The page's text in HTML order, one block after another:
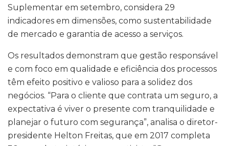
Suplementar em setembro, considera 29
indicadores em dimensões, como sustentabilidade
de mercado e garantia de acesso a serviços.
Os resultados demonstram que gestão responsável
e com foco em qualidade e eficiência dos processos
têm efeito positivo e valioso para a solidez dos
negócios. “Para o cliente que contrata um seguro, a
expectativa é viver o presente com tranquilidade e
planejar o futuro com segurança”, analisa o diretor-
presidente Helton Freitas, que em 2017 completa